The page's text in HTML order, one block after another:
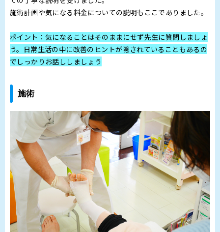
施術計画や気になる料金についての説明もここでありました。
ポイント：気になることはそのままにせず先生に質問しましょ
う。日常生活の中に改善のヒントが隠されていることもあるの
でしっかりお話ししましょう
施術